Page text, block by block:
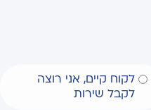
לקוח קיים, אני רוצה
לקבל שירות